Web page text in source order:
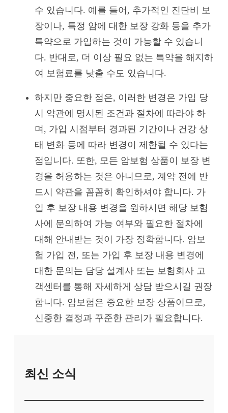
수 있습니다. 예를 들어, 추가적인 진단비 보
장이나, 특정 암에 대한 보장 강화 등을 추가
특약으로 가입하는 것이 가능할 수 있습니
다. 반대로, 더 이상 필요 없는 특약을 해지하
여 보험료를 낮출 수도 있습니다.
하지만 중요한 점은, 이러한 변경은 가입 당
시 약관에 명시된 조건과 절차에 따라야 하
며, 가입 시점부터 경과된 기간이나 건강 상
태 변화 등에 따라 변경이 제한될 수 있다는
점입니다. 또한, 모든 암보험 상품이 보장 변
경을 허용하는 것은 아니므로, 계약 전에 반
드시 약관을 꼼꼼히 확인하셔야 합니다. 가
입 후 보장 내용 변경을 원하시면 해당 보험
사에 문의하여 가능 여부와 필요한 절차에
대해 안내받는 것이 가장 정확합니다. 암보
험 가입 전, 또는 가입 후 보장 내용 변경에
대한 문의는 담당 설계사 또는 보험회사 고
객센터를 통해 자세하게 상담 받으시길 권장
합니다. 암보험은 중요한 보장 상품이므로,
신중한 결정과 꾸준한 관리가 필요합니다.
최신 소식